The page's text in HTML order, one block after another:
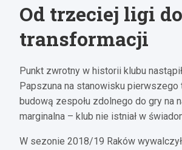
Od trzeciej ligi
transformacji
Punkt zwrotny w historii klubu
Papszuna na stanowisku pierwszego
budową zespołu zdolnego do gry na
marginalna – klub nie istniał w
W sezonie 2018/19 Raków